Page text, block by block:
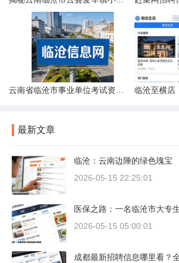
最新文章
临沧：云南边陲的绿色瑰宝
2026-05-15 22:25:01
医保之路：一名临沧市大专
2026-05-15 05:00:01
成都最新招聘信息哪里看？